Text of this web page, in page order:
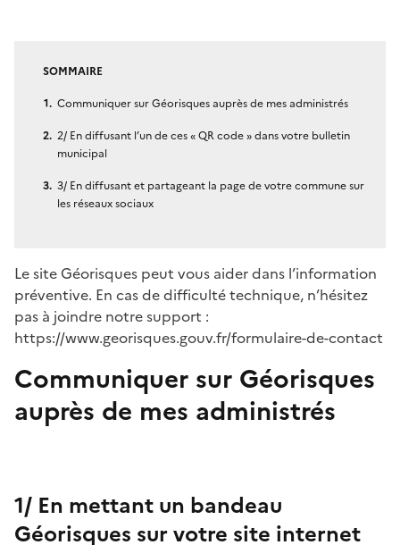
SOMMAIRE
Communiquer sur Géorisques auprès de mes administrés
2/ En diffusant l’un de ces « QR code » dans votre bulletin
municipal
3/ En diffusant et partageant la page de votre commune sur
les réseaux sociaux
Le site Géorisques peut vous aider dans l’information
préventive. En cas de difficulté technique, n’hésitez
pas à joindre notre support :
https://www.georisques.gouv.fr/formulaire-de-contact
Communiquer sur Géorisques
auprès de mes administrés
1/ En mettant un bandeau
Géorisques sur votre site internet